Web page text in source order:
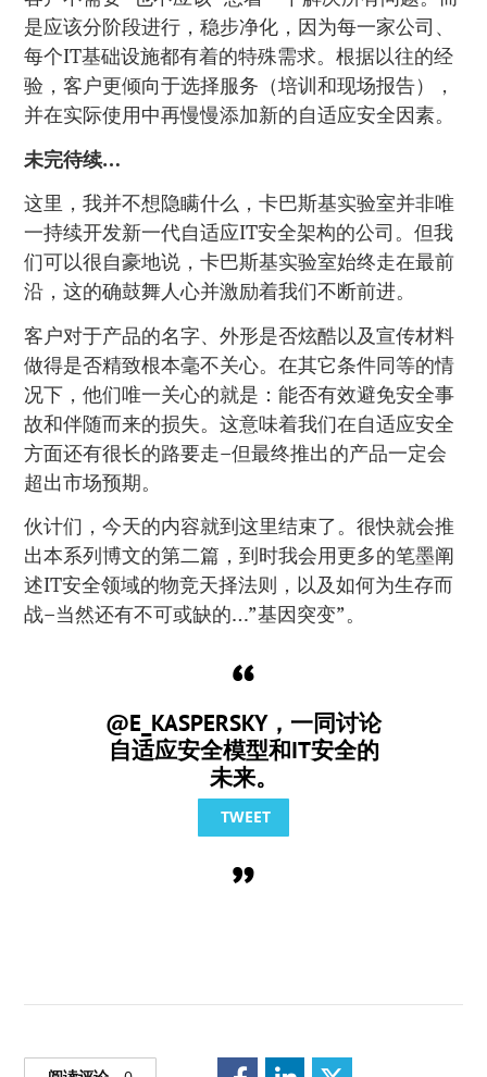
是应该分阶段进行，稳步净化，因为每一家公司、
每个IT基础设施都有着的特殊需求。根据以往的经
验，客户更倾向于选择服务（培训和现场报告），
并在实际使用中再慢慢添加新的自适应安全因素。
未完待续…
这里，我并不想隐瞒什么，卡巴斯基实验室并非唯
一持续开发新一代自适应IT安全架构的公司。但我
们可以很自豪地说，卡巴斯基实验室始终走在最前
沿，这的确鼓舞人心并激励着我们不断前进。
客户对于产品的名字、外形是否炫酷以及宣传材料
做得是否精致根本毫不关心。在其它条件同等的情
况下，他们唯一关心的就是：能否有效避免安全事
故和伴随而来的损失。这意味着我们在自适应安全
方面还有很长的路要走–但最终推出的产品一定会
超出市场预期。
伙计们，今天的内容就到这里结束了。很快就会推
出本系列博文的第二篇，到时我会用更多的笔墨阐
述IT安全领域的物竞天择法则，以及如何为生存而
战–当然还有不可或缺的…”基因突变”。
@E_KASPERSKY，一同讨论
自适应安全模型和IT安全的
未来。
TWEET